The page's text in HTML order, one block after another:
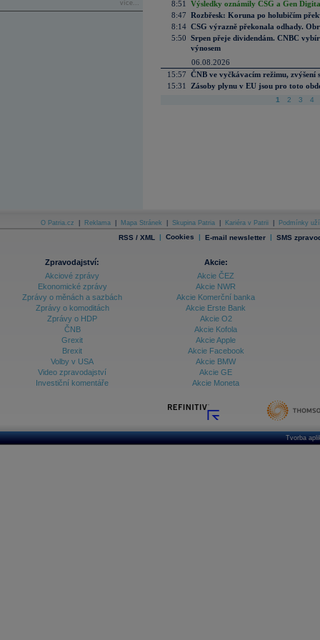
více...
8:51
Výsledky oznámily CSG a Gen
8:47 Rozbřesk: Koruna po holubičím
8:14 CSG výrazně překonala odhady.
5:50 Srpen přeje dividendám. CNBC
výnosem
06.08.2026
15:57 ČNB ve vyčkávacím režimu, zvýšení
15:31
Zásoby plynu v EU jsou pro toto
1 2 3 4
O Patria.cz Reklama Mapa Stránek Skupina Patria Kariéra v Patrii Podmínky
RSS / XML | Cookies | E-mail newsletter | SMS
Zpravodajství:
Akciové zprávy
Ekonomické zprávy
Zprávy o měnách a sazbách
Zprávy o komoditách
Zprávy o HDP
ČNB
Grexit
Brexit
Volby v USA
Video zpravodajství
Investiční komentáře
Akcie:
Akcie ČEZ
Akcie NWR
Akcie Komerční banka
Akcie Erste Bank
Akcie O2
Akcie Kofola
Akcie Apple
Akcie Facebook
Akcie BMW
Akcie GE
Akcie Moneta
Tvorba